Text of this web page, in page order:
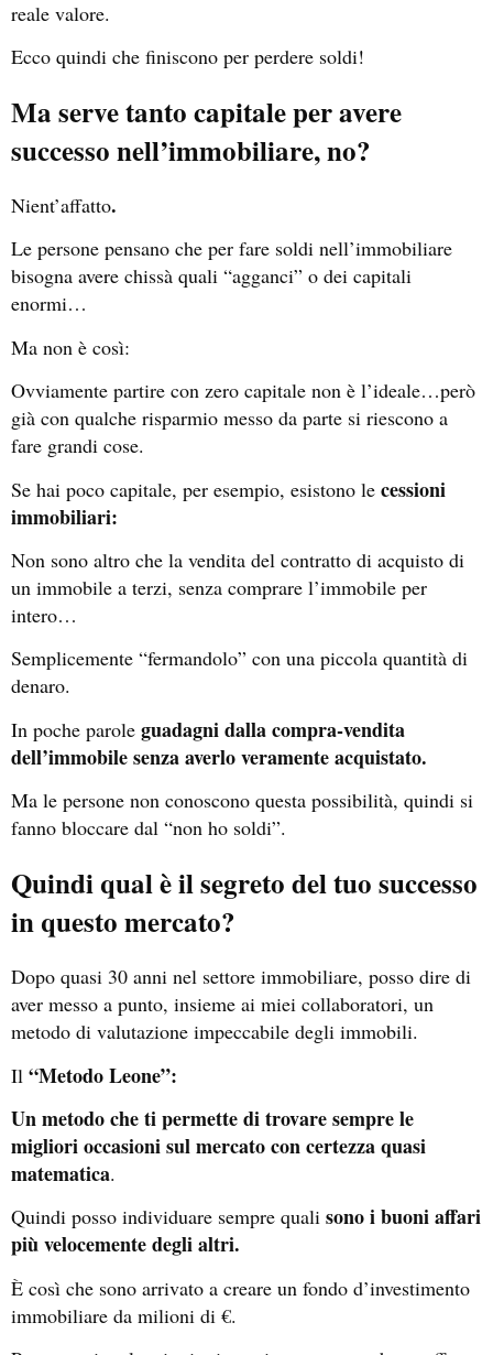
reale valore.
Ecco quindi che finiscono per perdere soldi!
Ma serve tanto capitale per avere
successo nell’immobiliare, no?
Nient’affatto.
Le persone pensano che per fare soldi nell’immobiliare
bisogna avere chissà quali “agganci” o dei capitali
enormi…
Ma non è così:
Ovviamente partire con zero capitale non è l’ideale…però
già con qualche risparmio messo da parte si riescono a
fare grandi cose.
Se hai poco capitale, per esempio, esistono le cessioni
immobiliari:
Non sono altro che la vendita del contratto di acquisto di
un immobile a terzi, senza comprare l’immobile per
intero…
Semplicemente “fermandolo” con una piccola quantità di
denaro.
In poche parole guadagni dalla compra-vendita
dell’immobile senza averlo veramente acquistato.
Ma le persone non conoscono questa possibilità, quindi si
fanno bloccare dal “non ho soldi”.
Quindi qual è il segreto del tuo successo
in questo mercato?
Dopo quasi 30 anni nel settore immobiliare, posso dire di
aver messo a punto, insieme ai miei collaboratori, un
metodo di valutazione impeccabile degli immobili.
Il “Metodo Leone”:
Un metodo che ti permette di trovare sempre le
migliori occasioni sul mercato con certezza quasi
matematica.
Quindi posso individuare sempre quali sono i buoni affari
più velocemente degli altri.
È così che sono arrivato a creare un fondo d’investimento
immobiliare da milioni di €.